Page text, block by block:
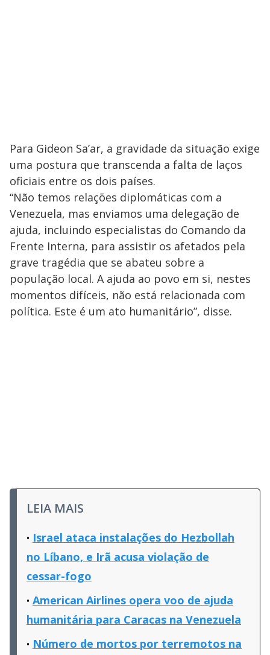
Para Gideon Sa’ar, a gravidade da situação exige
uma postura que transcenda a falta de laços
oficiais entre os dois países.
“Não temos relações diplomáticas com a
Venezuela, mas enviamos uma delegação de
ajuda, incluindo especialistas do Comando da
Frente Interna, para assistir os afetados pela
grave tragédia que se abateu sobre a
população local. A ajuda ao povo em si, nestes
momentos difíceis, não está relacionada com
política. Este é um ato humanitário”, disse.
LEIA MAIS
Israel ataca instalações do Hezbollah
no Líbano, e Irã acusa violação de
cessar-fogo
American Airlines opera voo de ajuda
humanitária para Caracas na Venezuela
Número de mortos por terremotos na